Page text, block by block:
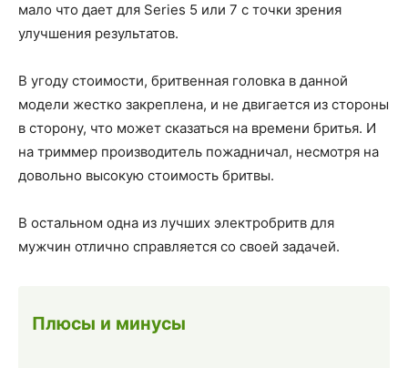
мало что дает для Series 5 или 7 с точки зрения
улучшения результатов.
В угоду стоимости, бритвенная головка в данной
модели жестко закреплена, и не двигается из стороны
в сторону, что может сказаться на времени бритья. И
на триммер производитель пожадничал, несмотря на
довольно высокую стоимость бритвы.
В остальном одна из лучших электробритв для
мужчин отлично справляется со своей задачей.
Плюсы и минусы